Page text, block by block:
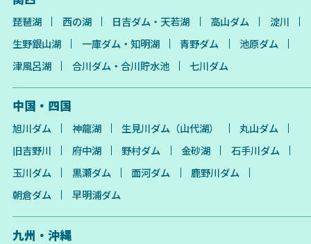
琵琶湖 西の湖 日吉ダム・天若湖 高山ダム
淀川
生野銀山湖
一庫ダム・知明湖 青野ダム
池原ダム
津風呂湖
合川ダム・合川貯水池 七川ダム
中国・四国
旭川ダム 神龍湖 生見川ダム（山代湖）
丸山ダム
旧吉野川
府中湖 野村ダム 金砂湖
石手川ダム
玉川ダム
黒瀬ダム 面河ダム
鹿野川ダム
朝倉ダム
早明浦ダム
九州・沖縄